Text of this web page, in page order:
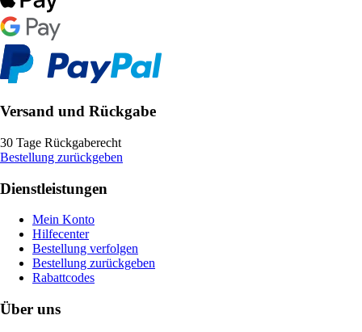
Versand und Rückgabe
30 Tage Rückgaberecht
Bestellung zurückgeben
Dienstleistungen
Mein Konto
Hilfecenter
Bestellung verfolgen
Bestellung zurückgeben
Rabattcodes
Über uns